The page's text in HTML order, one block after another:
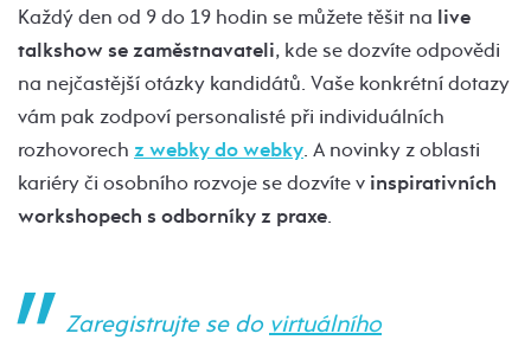
Každý den od 9 do 19 hodin se můžete těšit na live
talkshow se zaměstnavateli, kde se dozvíte odpovědi
na nejčastější otázky kandidátů. Vaše konkrétní dotazy
vám pak zodpoví personalisté při individuálních
rozhovorech z webky do webky. A novinky z oblasti
kariéry či osobního rozvoje se dozvíte v inspirativních
workshopech s odborníky z praxe.
Zaregistrujte se do virtuálního